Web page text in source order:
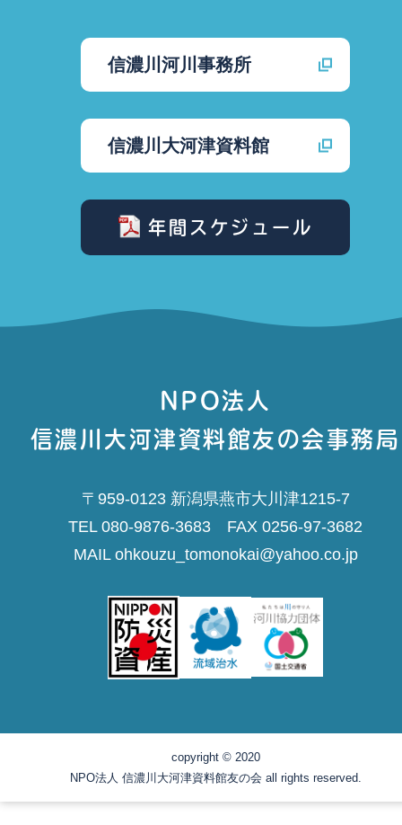
信濃川河川事務所
信濃川大河津資料館
年間スケジュール
NPO法人
信濃川大河津資料館友の会事務局
〒959-0123 新潟県燕市大川津1215-7
TEL 080-9876-3683 FAX 0256-97-3682
MAIL ohkouzu_tomonokai@yahoo.co.jp
copyright © 2020
NPO法人 信濃川大河津資料館友の会 all rights reserved.